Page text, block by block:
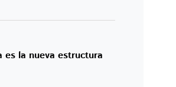
es la nueva estructura